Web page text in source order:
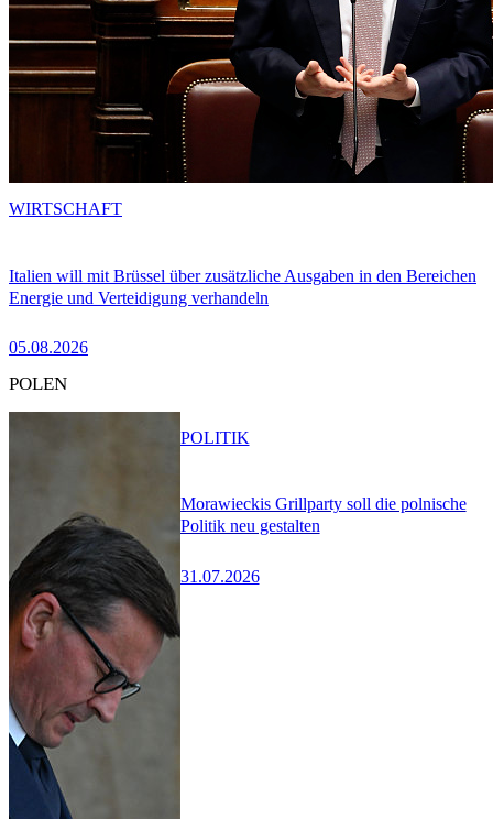
Italien will mit Brüssel über zusätzliche Ausgaben in den Bereichen
Energie und Verteidigung verhandeln
05.08.2026
WIRTSCHAFT
POLEN
Morawieckis Grillparty soll die polnische
Politik neu gestalten
31.07.2026
POLITIK